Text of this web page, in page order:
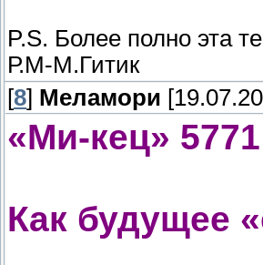
P.S. Более полно эта
Р.М-М.Гитик
[8] Меламори
«Ми-кец» 5771
Как будущее